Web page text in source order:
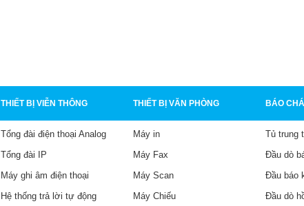
THIẾT BỊ VIỄN THÔNG THIẾT BỊ VĂN PHÒNG BÁO
Tổng đài điện thoại Analog
Tổng đài IP
Máy ghi âm điện thoại
Hệ thống trả lời tự động
Máy in
Máy Fax
Máy Scan
Máy Chiếu
Tủ trung
Đầu dò
Đầu báo
Đầu dò